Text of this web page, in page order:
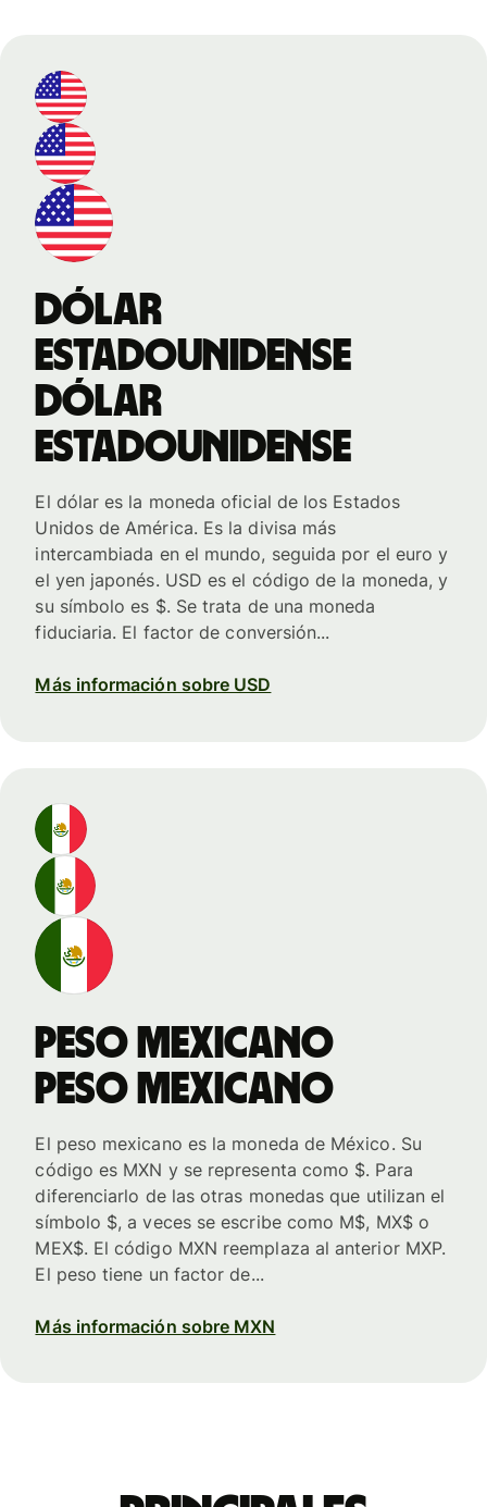
dólar
estadounidense
dólar
estadounidense
El dólar es la moneda oficial de los Estados
Unidos de América. Es la divisa más
intercambiada en el mundo, seguida por el euro y
el yen japonés. USD es el código de la moneda, y
su símbolo es $. Se trata de una moneda
fiduciaria. El factor de conversión...
Más información sobre USD
peso mexicano
peso mexicano
El peso mexicano es la moneda de México. Su
código es MXN y se representa como $. Para
diferenciarlo de las otras monedas que utilizan el
símbolo $, a veces se escribe como M$, MX$ o
MEX$. El código MXN reemplaza al anterior MXP.
El peso tiene un factor de...
Más información sobre MXN